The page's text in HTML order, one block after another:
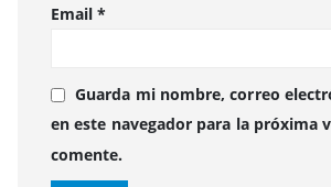
Email*
Guarda mi nombre, correo
en este navegador para la próxima
comente.